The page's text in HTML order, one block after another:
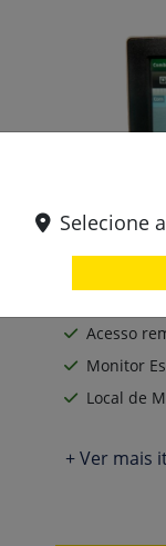
Tamanho
Acesso
Monitor
Local de
+ Ver mais
Selecione